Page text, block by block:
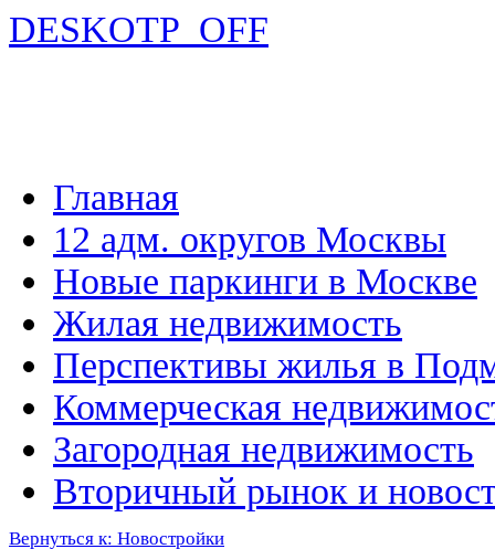
DESKOTP_OFF
Главная
12 адм. округов Москвы
Новые паркинги в Москве
Жилая недвижимость
Перспективы жилья в
Коммерческая
Загородная недвижимость
Вторичный рынок и
Вернуться к: Новостройки